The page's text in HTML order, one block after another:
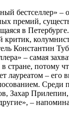
бестселлер» –
премий,
в
критик,
Константин
– самая
стране, потому
лауреатом –
Среди
Захар
–